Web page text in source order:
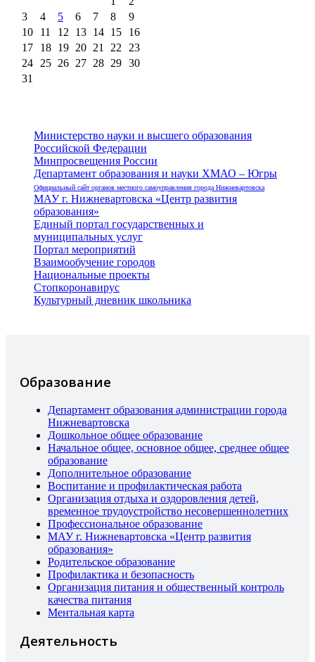
3
4 5 6 7 8
9
10
11 12 13 14 15
16
17
18 19 20 21 22
23
24
25 26 27 28 29 30
31
Министерство науки и высшего образования
Российской Федерации
Минпросвещения России
Департамент образования и науки ХМАО – Югры
Официальный сайт органов местного самоуправления города Нижневартовска
МАУ г. Нижневартовска «Центр развития
образования»
Единый портал государственных и
муниципальных услуг
Портал мероприятий
Взаимообучение городов
Национальные проекты
Стопкоронавирус
Культурный дневник школьника
Образование
Департамент образования администрации города
Нижневартовска
Дошкольное общее образование
Начальное общее, основное общее, среднее общее
образование
Дополнительное образование
Воспитание и профилактическая работа
Организация отдыха и оздоровления детей,
временное трудоустройство несовершеннолетних
Профессиональное образование
МАУ г. Нижневартовска «Центр развития
образования»
Родительское образование
Профилактика и безопасность
Организация питания и общественный контроль
качества питания
Ментальная карта
Деятельность